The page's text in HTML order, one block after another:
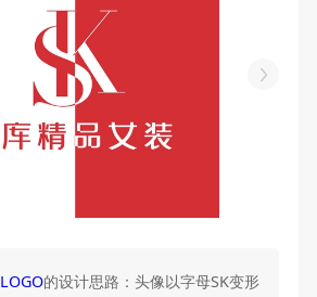
LOGO的设计思路：头像以字母SK变形